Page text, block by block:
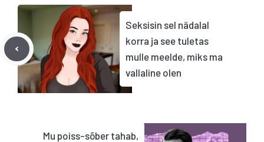
Seksisin sel nädalal
korra ja see tuletas
mulle meelde, miks ma
vallaline olen
Mu poiss-sõber tahab,